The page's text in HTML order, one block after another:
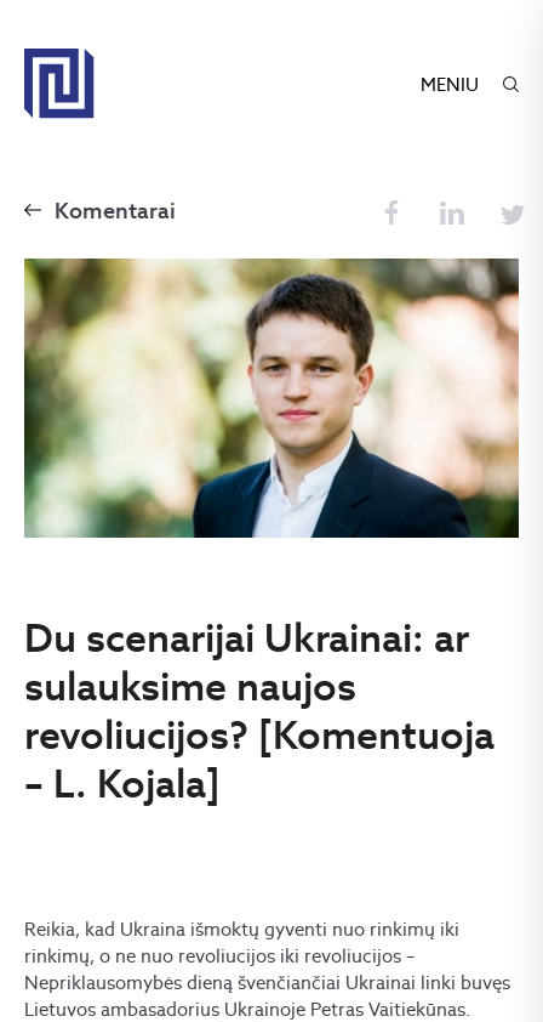
MENIU
Komentarai
Du scenarijai Ukrainai: ar
sulauksime naujos
revoliucijos? [Komentuoja
– L. Kojala]
Reikia, kad Ukraina išmoktų gyventi nuo rinkimų iki
rinkimų, o ne nuo revoliucijos iki revoliucijos –
Nepriklausomybės dieną švenčiančiai Ukrainai linki buvęs
Lietuvos ambasadorius Ukrainoje Petras Vaitiekūnas.